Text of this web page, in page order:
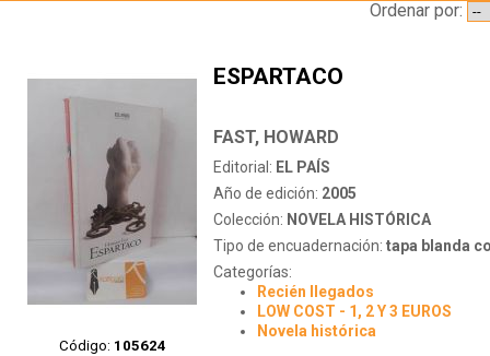
Ordenar por:
Código: 105624
ESPARTACO
FAST, HOWARD
Editorial: EL PAÍS
Año de edición: 2005
Colección: NOVELA HISTÓRICA
Tipo de encuadernación: tapa blanda
Categorías:
Recién llegados
LOW COST - 1, 2 Y 3 EUROS
Novela histórica